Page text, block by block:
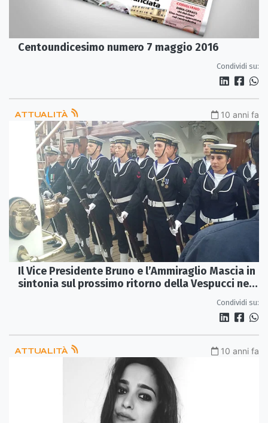
Centoundicesimo numero 7 maggio 2016
Condividi su:
ATTUALITÀ 10 anni fa
Il Vice Presidente Bruno e l’Ammiraglio Mascia in
sintonia sul prossimo ritorno della Vespucci nel
Condividi su:
ATTUALITÀ 10 anni fa